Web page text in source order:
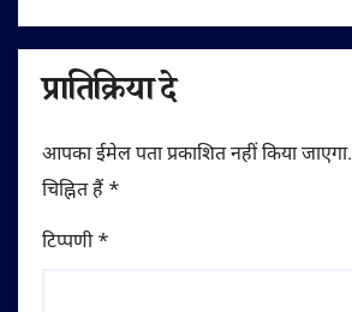
प्रातिक्रिया दे
आपका ईमेल पता प्रकाशित नहीं किया जाएगा.
चिह्नित हैं *
टिप्पणी*